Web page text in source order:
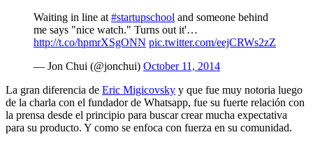
Waiting in line at #startupschool and someone behind
me says "nice watch." Turns out it'…
http://t.co/hpmrXSgONN pic.twitter.com/eejCRWs2zZ
— Jon Chui (@jonchui) October 11, 2014
La gran diferencia de Eric Migicovsky y que fue muy notoria luego
de la charla con el fundador de Whatsapp, fue su fuerte relación con
la prensa desde el principio para buscar crear mucha expectativa
para su producto. Y como se enfoca con fuerza en su comunidad.